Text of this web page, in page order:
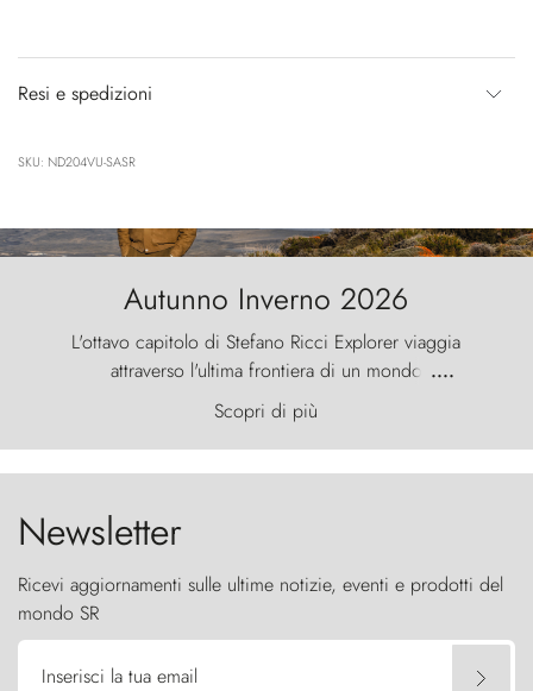
Resi e spedizioni
SKU: ND204VU-SASR
Autunno Inverno 2026
L'ottavo capitolo di Stefano Ricci Explorer viaggia
attraverso l'ultima frontiera di un mondo
primordiale, dove il vento scolpisce la natura con
furia ancestrale e le Torres del Paine sfidano il
cielo come sentinelle di pietra.
....
Scopri di più
Newsletter
Ricevi aggiornamenti sulle ultime notizie, eventi e prodotti del
mondo SR
Inserisci la tua email